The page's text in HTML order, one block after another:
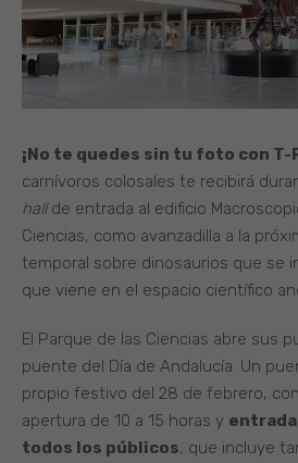
¡No te quedes sin tu foto con T-
carnívoros colosales te recibirá
hallde entrada al edificio
Ciencias, como avanzadilla a la
temporal sobre dinosaurios que se
que viene en el espacio científico
El Parque de las Ciencias abre sus
puente del Día de Andalucía. Un
propio festivo del 28 de febrero,
apertura de 10 a 15 horas y
todos los públicos, que incluye